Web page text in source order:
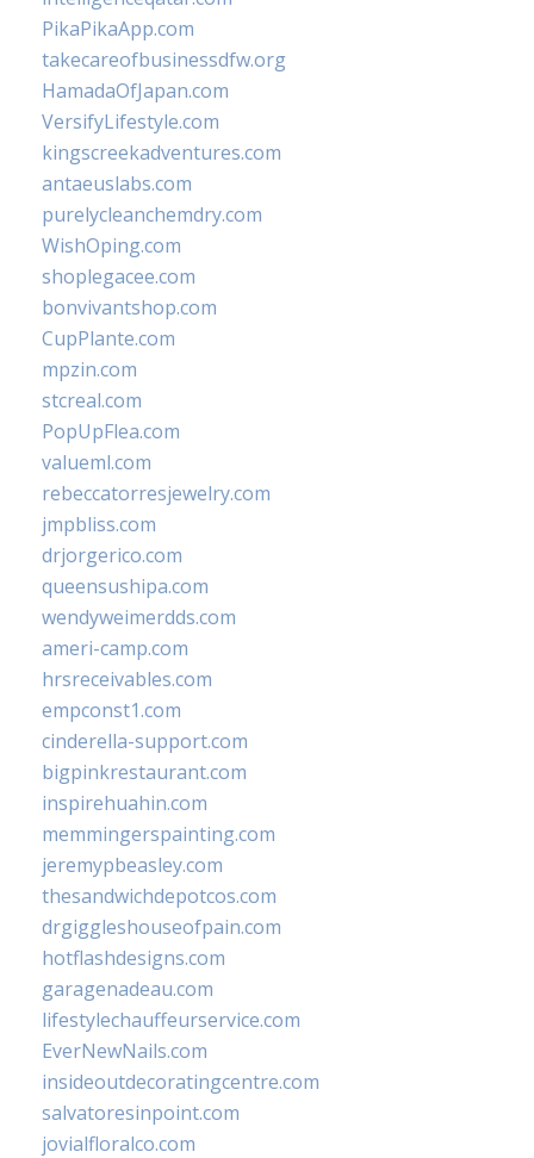
PikaPikaApp.com
takecareofbusinessdfw.org
HamadaOfJapan.com
VersifyLifestyle.com
kingscreekadventures.com
antaeuslabs.com
purelycleanchemdry.com
WishOping.com
shoplegacee.com
bonvivantshop.com
CupPlante.com
mpzin.com
stcreal.com
PopUpFlea.com
valueml.com
rebeccatorresjewelry.com
jmpbliss.com
drjorgerico.com
queensushipa.com
wendyweimerdds.com
ameri-camp.com
hrsreceivables.com
empconst1.com
cinderella-support.com
bigpinkrestaurant.com
inspirehuahin.com
memmingerspainting.com
jeremypbeasley.com
thesandwichdepotcos.com
drgiggleshouseofpain.com
hotflashdesigns.com
garagenadeau.com
lifestylechauffeurservice.com
EverNewNails.com
insideoutdecoratingcentre.com
salvatoresinpoint.com
jovialfloralco.com